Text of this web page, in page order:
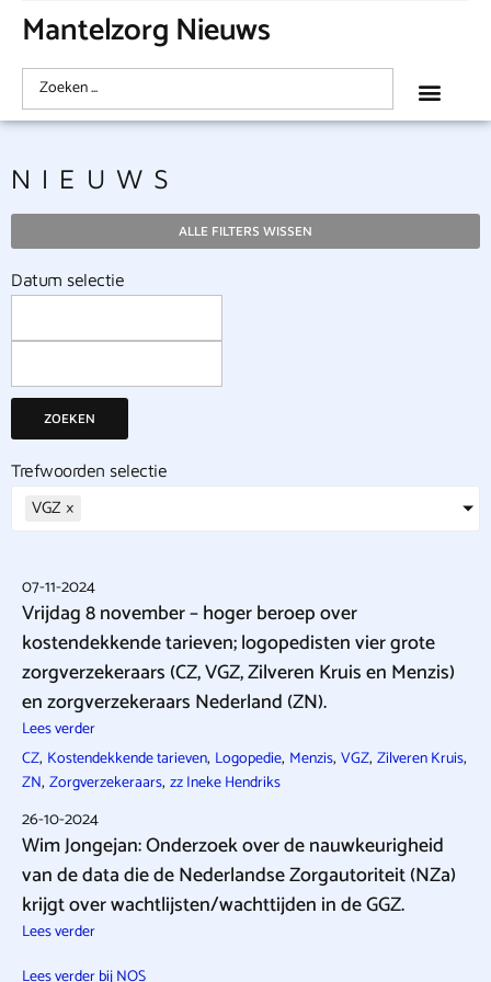
Mantelzorg Nieuws
NIEUWS
ALLE FILTERS WISSEN
Datum selectie
ZOEKEN
Trefwoorden selectie
VGZ ×
07-11-2024
Vrijdag 8 november – hoger beroep over
kostendekkende tarieven; logopedisten vier grote
zorgverzekeraars (CZ, VGZ, Zilveren Kruis en Menzis)
en zorgverzekeraars Nederland (ZN).
Lees verder
CZ, Kostendekkende tarieven, Logopedie, Menzis, VGZ, Zilveren Kruis,
ZN, Zorgverzekeraars, zz Ineke Hendriks
26-10-2024
Wim Jongejan: Onderzoek over de nauwkeurigheid
van de data die de Nederlandse Zorgautoriteit (NZa)
krijgt over wachtlijsten/wachttijden in de GGZ.
Lees verder